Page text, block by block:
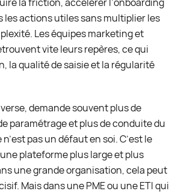
la friction, accélérer l’onboarding
les actions utiles sans multiplier les
Les équipes marketing et
vite leurs repères, ce qui
la qualité de saisie et la régularité
demande souvent plus de
paramétrage et plus de conduite du
pas un défaut en soi. C’est le
plateforme plus large et plus
une grande organisation, cela peut
Mais dans une PME ou une ETI qui